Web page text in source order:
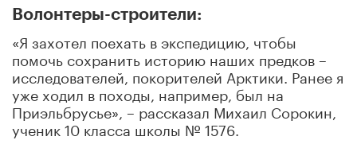
Волонтеры-строители:
«Я захотел поехать в экспедицию, чтобы
помочь сохранить историю наших предков –
исследователей, покорителей Арктики. Ранее я
уже ходил в походы, например, был на
Приэльбрусье», – рассказал Михаил Сорокин,
ученик 10 класса школы № 1576.